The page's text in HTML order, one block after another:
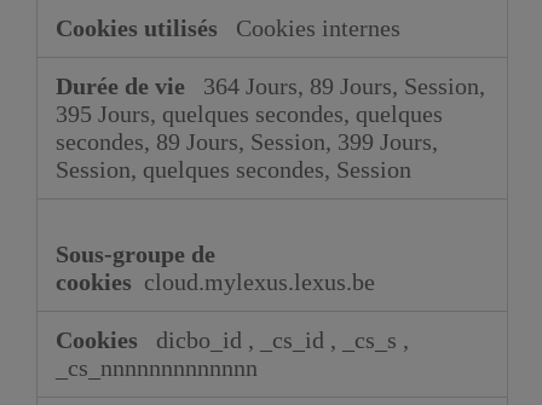
Cookies internes
364 Jours, 89 Jours, Session,
395 Jours, quelques secondes, quelques
secondes, 89 Jours, Session, 399 Jours,
Session, quelques secondes, Session
cloud.mylexus.lexus.be
dicbo_id , _cs_id , _cs_s ,
_cs_nnnnnnnnnnnnn